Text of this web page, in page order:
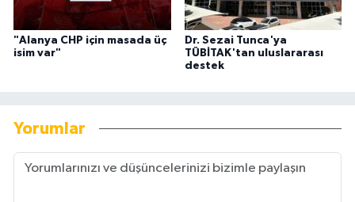
"Alanya CHP için masada üç
isim var"
Dr. Sezai Tunca'ya
TÜBİTAK'tan uluslararası
destek
Yorumlar